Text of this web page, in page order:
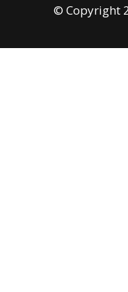
© Copyright